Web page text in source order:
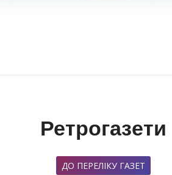
Ретрогазети
ДО ПЕРЕЛІКУ ГАЗЕТ